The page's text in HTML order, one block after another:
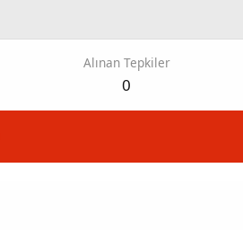
Alınan Tepkiler
0